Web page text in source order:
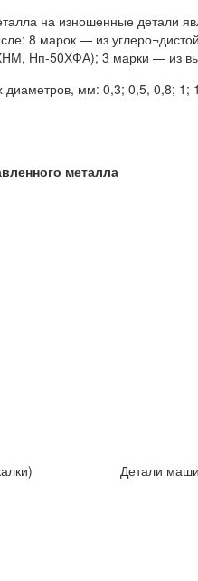
на изношенные детали
8 марок — из
Нп-50ХФА); 3 марки — из
мм: 0,3; 0,5, 0,8; 1;
металла
Детали